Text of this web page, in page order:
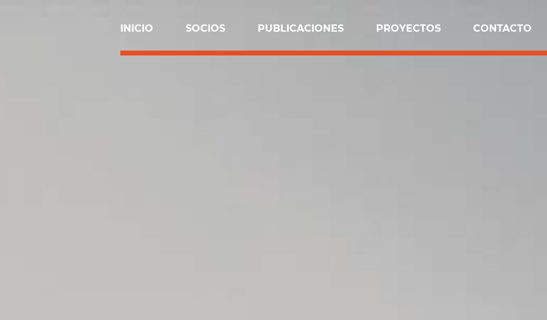
INICIO SOCIOS PUBLICACIONES PROYECTOS CONTACTO